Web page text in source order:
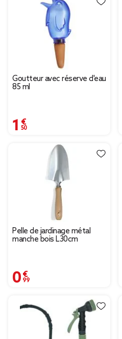
Goutteur avec réserve d'eau
85 ml
1,50 €
Pelle de jardinage métal
manche bois L30cm
0,99 €